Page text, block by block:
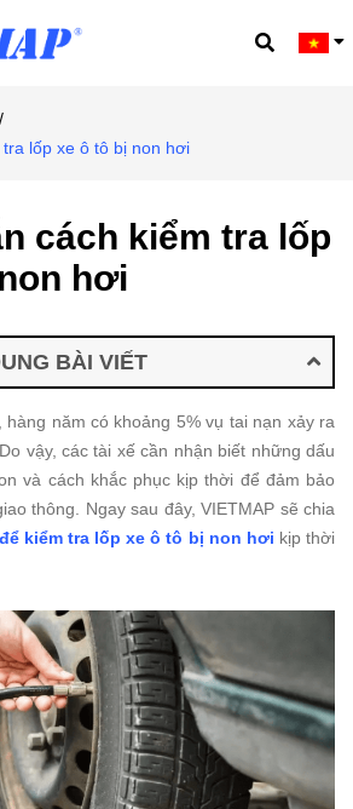
/
lốp xe ô tô bị non hơi
cách kiểm tra lốp
hơi
BÀI VIẾT
năm có khoảng 5% vụ tai nạn xảy ra
vậy, các tài xế cần nhận biết những dấu
và cách khắc phục kịp thời để đảm bảo
thông. Ngay sau đây, VIETMAP sẽ chia
kiểm tra lốp xe ô tô bị non hơi kịp thời